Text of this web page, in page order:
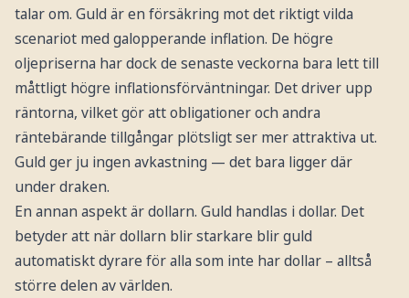
talar om. Guld är en försäkring mot det riktigt vilda
scenariot med galopperande inflation. De högre
oljepriserna har dock de senaste veckorna bara lett till
måttligt högre inflationsförväntningar. Det driver upp
räntorna, vilket gör att obligationer och andra
räntebärande tillgångar plötsligt ser mer attraktiva ut.
Guld ger ju ingen avkastning — det bara ligger där
under draken.
En annan aspekt är dollarn. Guld handlas i dollar. Det
betyder att när dollarn blir starkare blir guld
automatiskt dyrare för alla som inte har dollar – alltså
större delen av världen.